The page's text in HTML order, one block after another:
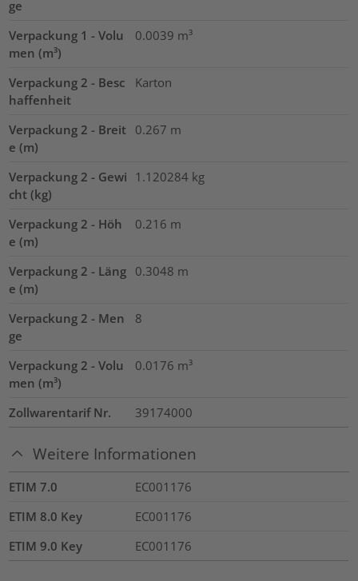
ge
Verpackung 1 - Volu
men (m³)
0.0039 m³
Verpackung 2 - Besc
haffenheit
Karton
Verpackung 2 - Breit
e (m)
0.267 m
Verpackung 2 - Gewi
cht (kg)
1.120284 kg
Verpackung 2 - Höh
e (m)
0.216 m
Verpackung 2 - Läng
e (m)
0.3048 m
Verpackung 2 - Men
ge
8
Verpackung 2 - Volu
men (m³)
0.0176 m³
Zollwarentarif Nr. 39174000
Weitere Informationen
ETIM 7.0
EC001176
ETIM 8.0 Key
EC001176
ETIM 9.0 Key
EC001176